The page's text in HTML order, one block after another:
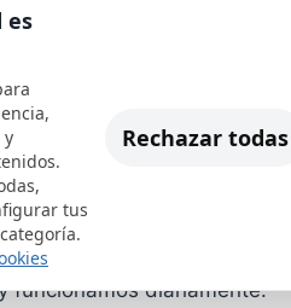
descanso mejora el
tienden a ser
el déficit de sueño puede
adoptar hábitos de sueño
dispositivos electrónicos
pueden parecer
funcionamos diariamente.
es
y
tus
Rechazar todas